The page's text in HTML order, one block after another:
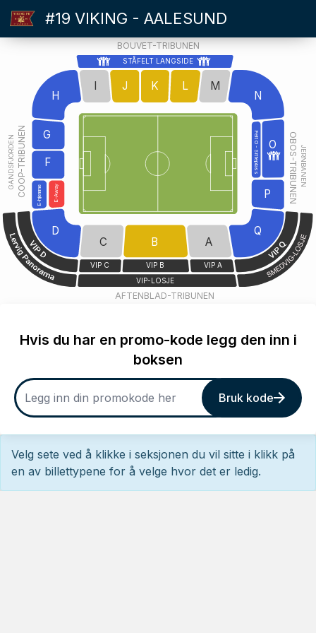
#19 VIKING - AALESUND
J K L M
N
Felt O - Sitteplass
P
Q
A
B
C
VIP C
VIP B
VIP-LOSJE
VIP A
D
F
G
H
E-Away
E-hjemme
O
STÅFELT LANGSIDE
BOUVET-TRIBUNEN
AFTENBLAD-TRIBUNEN
OBOS-TRIBUNENJERNBANEN
COOP-TRIBUNEN
GANDSFJORDEN
Hvis du har en promo-kode legg den inn i
boksen
Bruk kode
Velg sete ved å klikke i seksjonen du vil sitte i klikk på
en av billettypene for å velge hvor det er ledig.